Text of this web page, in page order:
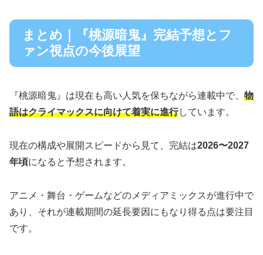
まとめ｜『桃源暗鬼』完結予想とフ
ァン視点の今後展望
『桃源暗鬼』は現在も高い人気を保ちながら連載中で、 物
語はクライマックスに向けて着実に進行しています。
現在の構成や展開スピードから見て、完結は2026〜2027
年頃になると予想されます。
アニメ・舞台・ゲームなどのメディアミックスが進行中で
あり、それが連載期間の延長要因にもなり得る点は要注目
です。